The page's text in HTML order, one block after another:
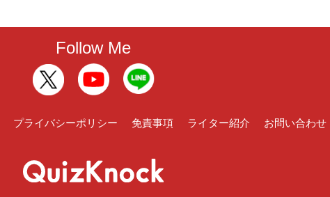
Follow Me
プライバシーポリシー 免責事項 ライター紹介 お問い合わせ